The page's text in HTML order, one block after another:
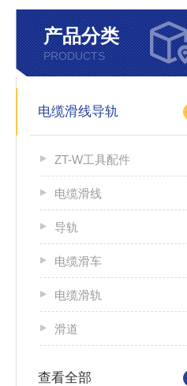
产品分类
PRODUCTS
电缆滑线导轨
ZT-W工具配件
电缆滑线
导轨
电缆滑车
电缆滑轨
滑道
查看全部